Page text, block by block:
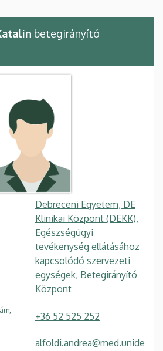
betegirányító
Debreceni Egyetem, DE
Klinikai Központ (DEKK),
Egészségügyi
tevékenység ellátásához
kapcsolódó szervezeti
egységek, Betegirányító
Központ
+36 52 525 252
alfoldi.andrea@med.unide